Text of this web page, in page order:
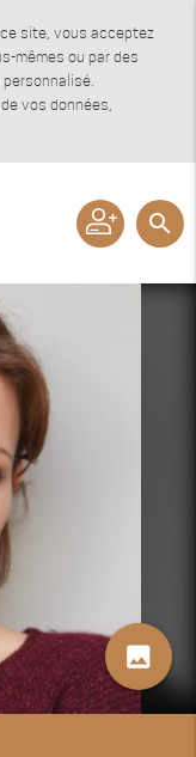
site, vous acceptez
mêmes ou par des
vos données,
search
image